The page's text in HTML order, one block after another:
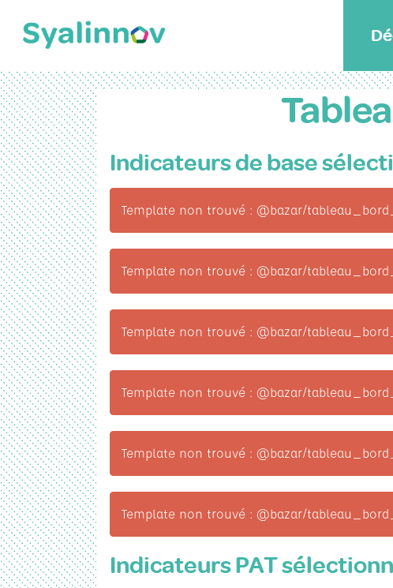
Indicateurs de base
Template non trouvé : @bazar/
Template non trouvé : @bazar/
Template non trouvé : @bazar/
Template non trouvé : @bazar/
Template non trouvé : @bazar/
Template non trouvé : @bazar/
Indicateurs PAT